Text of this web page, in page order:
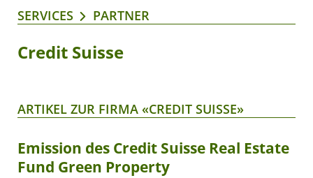
SERVICES PARTNER
Credit Suisse
ARTIKEL ZUR FIRMA «CREDIT SUISSE»
Emission des Credit Suisse Real Estate
Fund Green Property